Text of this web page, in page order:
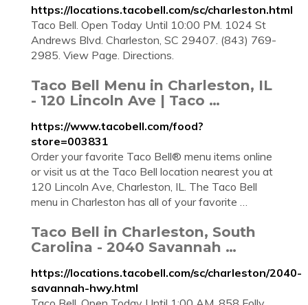
https://locations.tacobell.com/sc/charleston.html
Taco Bell. Open Today Until 10:00 PM. 1024 St
Andrews Blvd. Charleston, SC 29407. (843) 769-
2985. View Page. Directions.
Taco Bell Menu in Charleston, IL
- 120 Lincoln Ave | Taco …
https://www.tacobell.com/food?
store=003831
Order your favorite Taco Bell® menu items online
or visit us at the Taco Bell location nearest you at
120 Lincoln Ave, Charleston, IL. The Taco Bell
menu in Charleston has all of your favorite …
Taco Bell in Charleston, South
Carolina - 2040 Savannah …
https://locations.tacobell.com/sc/charleston/2040-
savannah-hwy.html